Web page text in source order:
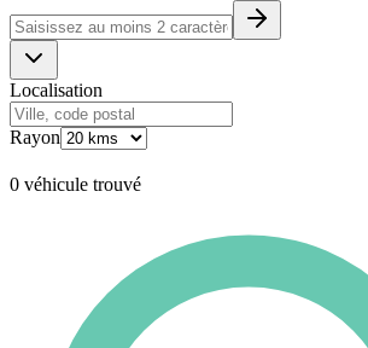
Localisation
Rayon
0 véhicule trouvé